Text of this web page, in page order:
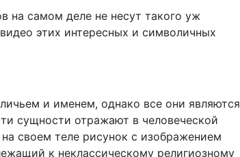
на самом деле не несут такого уж
этих интересных и символичных
и именем, однако все они являются
сущности отражают в человеческой
своем теле рисунок с изображением
к неклассическому религиозному